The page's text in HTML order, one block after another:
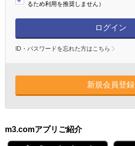
るため利用を推奨しません）
ログイン
ID・パスワードを忘れた方はこちら
新規会員登録
m3.comアプリご紹介